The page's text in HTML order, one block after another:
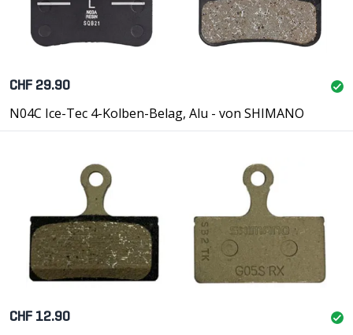
CHF 29.90
N04C Ice-Tec 4-Kolben-Belag, Alu - von SHIMANO
CHF 12.90